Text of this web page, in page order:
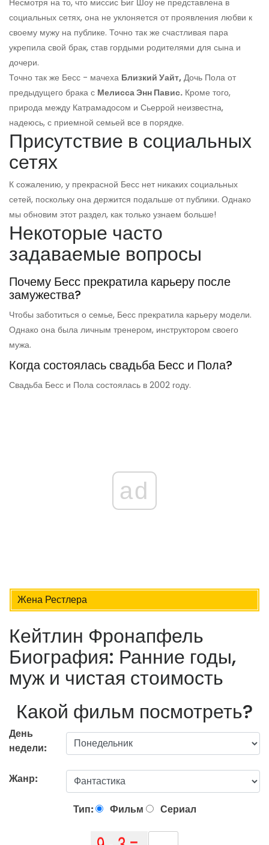
Несмотря на то, что миссис Биг Шоу не представлена ​​в
социальных сетях, она не уклоняется от проявления любви к
своему мужу на публике. Точно так же счастливая пара
укрепила свой брак, став гордыми родителями для сына и
дочери.
Точно так же Бесс - мачеха Близкий Уайт, Дочь Пола от
предыдущего брака с Мелисса Энн Павис. Кроме того,
природа между Катрамадосом и Сьеррой неизвестна,
надеюсь, с приемной семьей все в порядке.
Присутствие в социальных
сетях
К сожалению, у прекрасной Бесс нет никаких социальных
сетей, поскольку она держится подальше от публики. Однако
мы обновим этот раздел, как только узнаем больше!
Некоторые часто
задаваемые вопросы
Почему Бесс прекратила карьеру после
замужества?
Чтобы заботиться о семье, Бесс прекратила карьеру модели.
Однако она была личным тренером, инструктором своего
мужа.
Когда состоялась свадьба Бесс и Пола?
Свадьба Бесс и Пола состоялась в 2002 году.
ad
Жена Рестлера
Кейтлин Фронапфель
Биография: Ранние годы,
муж и чистая стоимость
Какой фильм посмотреть?
День
недели:
Жанр:
Тип: Фильм Сериал